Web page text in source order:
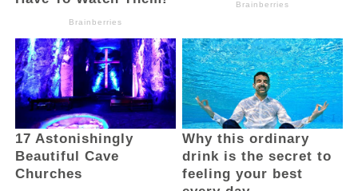
“Pelaksanaan PISB kali ini sangat
memprihatinkan. Walaupun ini adalah
momen HUT ke-18 daerah kita, perhatian
dan tingkat kehadiran, khususnya ASN,
masih sangat kurang,” ungkapnya.
Ia juga mengajak seluruh jajarannya agar
terus istiqamah dalam menjalankan ibadah,